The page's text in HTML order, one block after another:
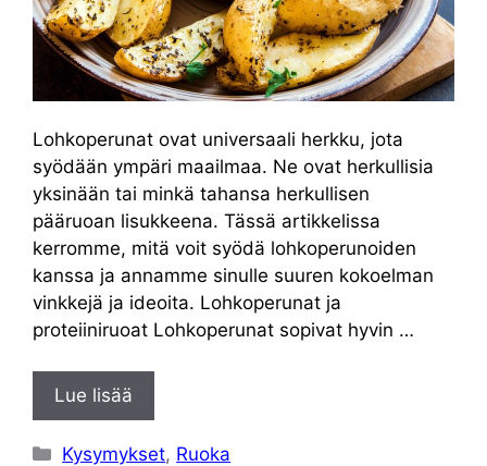
Lohkoperunat ovat universaali herkku, jota
syödään ympäri maailmaa. Ne ovat herkullisia
yksinään tai minkä tahansa herkullisen
pääruoan lisukkeena. Tässä artikkelissa
kerromme, mitä voit syödä lohkoperunoiden
kanssa ja annamme sinulle suuren kokoelman
vinkkejä ja ideoita. Lohkoperunat ja
proteiiniruoat Lohkoperunat sopivat hyvin …
Lue lisää
Kategoriat
Kysymykset, Ruoka